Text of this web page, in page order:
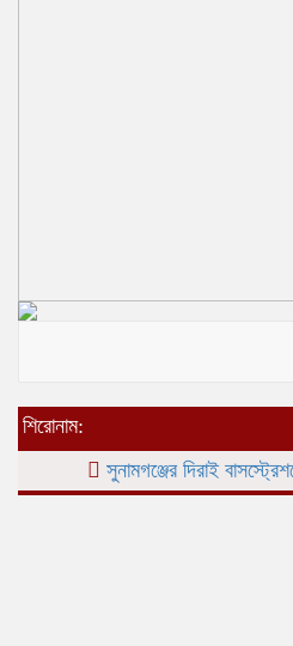
শিরোনাম:
সুনামগঞ্জের দিরাই